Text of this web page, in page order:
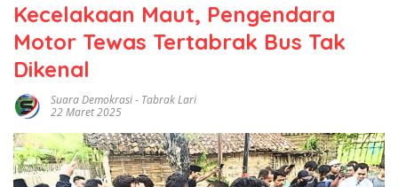
Kecelakaan Maut, Pengendara
Motor Tewas Tertabrak Bus Tak
Dikenal
Suara Demokrasi- Tabrak Lari
22 Maret 2025